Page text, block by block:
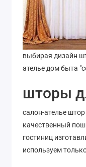
выбирая дизайн
ателье дом быта
шторы
салон-ателье
качественный
гостиниц
используем